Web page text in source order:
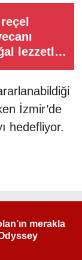
lezzetler
İzmir’de
hedefliyor.
merakla